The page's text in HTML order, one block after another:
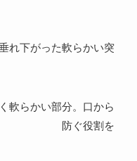
れ下がった軟らかい突
らかい部分。口から
うに 防ぐ役割を